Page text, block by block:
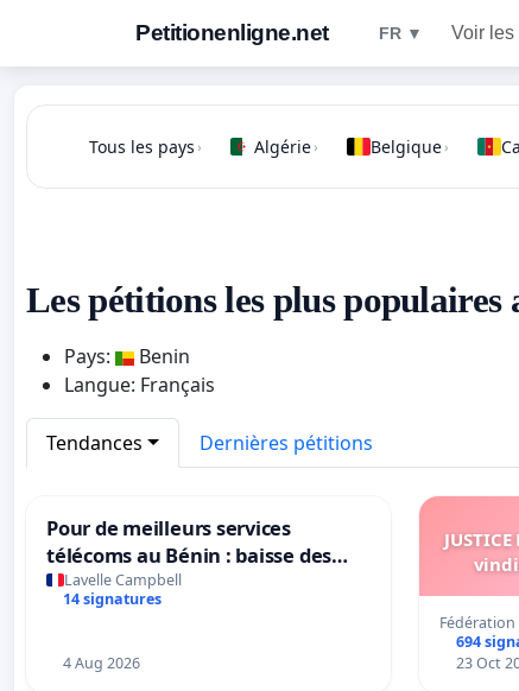
Petitionenligne.net FR ▼ Voir les
Tous les pays › Algérie› Belgique›
Les pétitions les plus
Pays:
Benin
Langue: Français
Tendances Dernières pétitions
Pour de meilleurs services
télécoms au Bénin : baisse des
coûts et amélioration du réseau
chez MTN, Moov et Celtis
Lavelle Campbell
14 signatures
4 Aug 2026
694
23 Oct